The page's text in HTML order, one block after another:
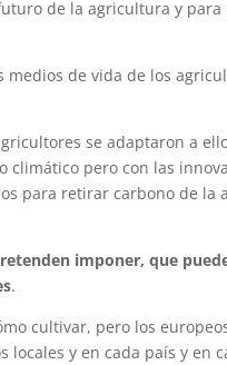
de la agricultura y
de vida de los
se adaptaron a
climático pero con las
para retirar carbono de la
imponer, que
.
cultivar, pero los
y en cada país y en